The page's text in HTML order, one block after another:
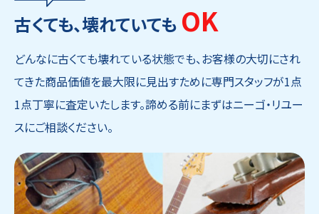
古くても、壊れていても OK
どんなに古くても壊れている状態でも、お客様の大切にされ
てきた商品価値を最大限に見出すために専門スタッフが1点
1点丁寧に査定いたします。諦める前にまずはニーゴ・リユー
スにご相談ください。